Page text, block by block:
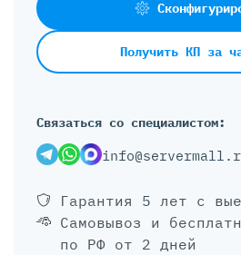
Получить КП за
Связаться со специалистом:
Гарантия 5 лет с
Самовывоз и
по РФ от 2 дней